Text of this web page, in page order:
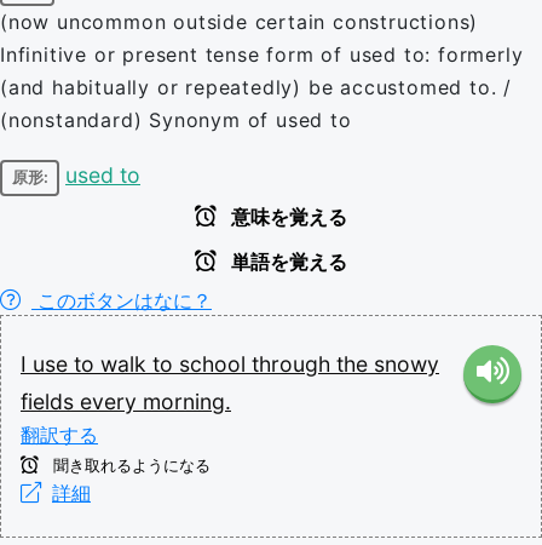
(now uncommon outside certain constructions)
Infinitive or present tense form of used to: formerly
(and habitually or repeatedly) be accustomed to. /
(nonstandard) Synonym of used to
原形: used to
意味を覚える
単語を覚える
このボタンはなに？
I use to walk to school through the snowy
fields every morning.
翻訳する
聞き取れるようになる
詳細